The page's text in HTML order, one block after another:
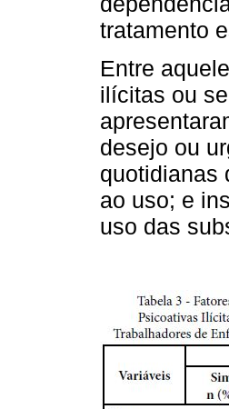
tratamento
Entre
ilícitas ou
desejo ou
quotidianas
ao uso; e
uso das